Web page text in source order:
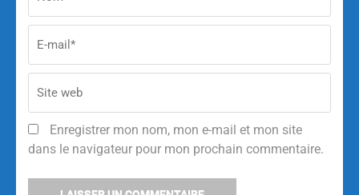
Enregistrer mon nom, mon e-mail et mon site
dans le navigateur pour mon prochain commentaire.